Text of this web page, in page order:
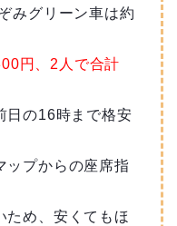
みグリーン車は約
円、2人で合計
日の16時まで格安
ップからの座席指
ため、安くてもほ